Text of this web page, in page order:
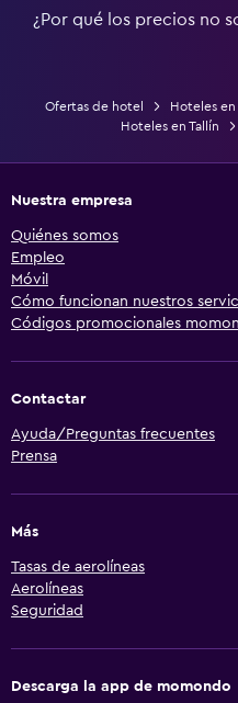
¿Por qué los precios no
Ofertas de hotel Hoteles en
Hoteles en Tallín
Nuestra empresa
Quiénes somos
Empleo
Móvil
Cómo funcionan nuestros
Códigos promocionales
Contactar
Ayuda/Preguntas frecuentes
Prensa
Más
Tasas de aerolíneas
Aerolíneas
Seguridad
Descarga la app de momondo